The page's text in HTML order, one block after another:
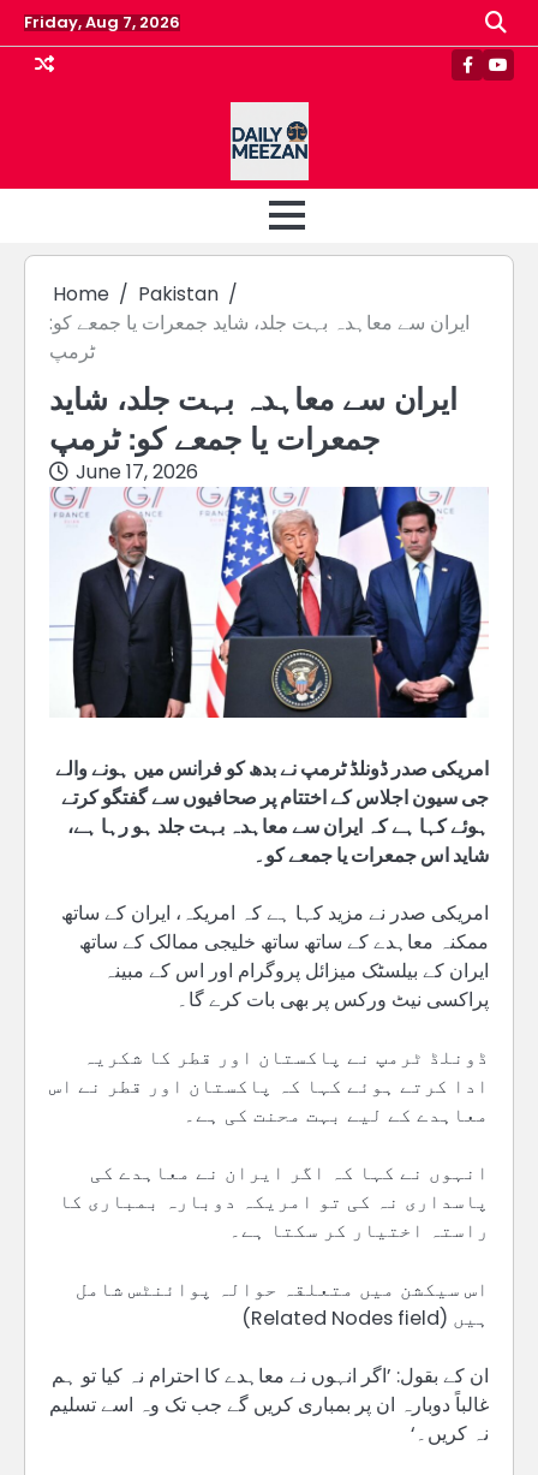
Skip
to
content
Friday, Aug 7, 2026
Home
Pakistan
ایران سے معاہدہ بہت جلد، شاید جمعرات یا جمعے کو:
ٹرمپ
ایران سے معاہدہ بہت جلد، شاید
جمعرات یا جمعے کو: ٹرمپ
June 17, 2026
امریکی صدر ڈونلڈ ٹرمپ نے بدھ کو فرانس میں ہونے والے
جی سیون اجلاس کے اختتام پر صحافیوں سے گفتگو کرتے
ہوئے کہا ہے کہ ایران سے معاہدہ بہت جلد ہو رہا ہے،
شاید اس جمعرات یا جمعے کو۔
امریکی صدر نے مزید کہا ہے کہ امریکہ، ایران کے ساتھ
ممکنہ معاہدے کے ساتھ ساتھ خلیجی ممالک کے ساتھ
ایران کے بیلسٹک میزائل پروگرام اور اس کے مبینہ
پراکسی نیٹ ورکس پر بھی بات کرے گا۔
ڈونلڈ ٹرمپ نے پاکستان اور قطر کا شکریہ
ادا کرتے ہوئے کہا کہ پاکستان اور قطر نے اس
معاہدے کے لیے بہت محنت کی ہے۔
انہوں نے کہا کہ اگر ایران نے معاہدے کی
پاسداری نہ کی تو امریکہ دوبارہ بمباری کا
راستہ اختیار کر سکتا ہے۔
اس سیکشن میں متعلقہ حوالہ پوائنٹس شامل
ہیں (Related Nodes field)
ان کے بقول: ’اگر انہوں نے معاہدے کا احترام نہ کیا تو ہم
غالباً دوبارہ ان پر بمباری کریں گے جب تک وہ اسے تسلیم
نہ کریں۔‘